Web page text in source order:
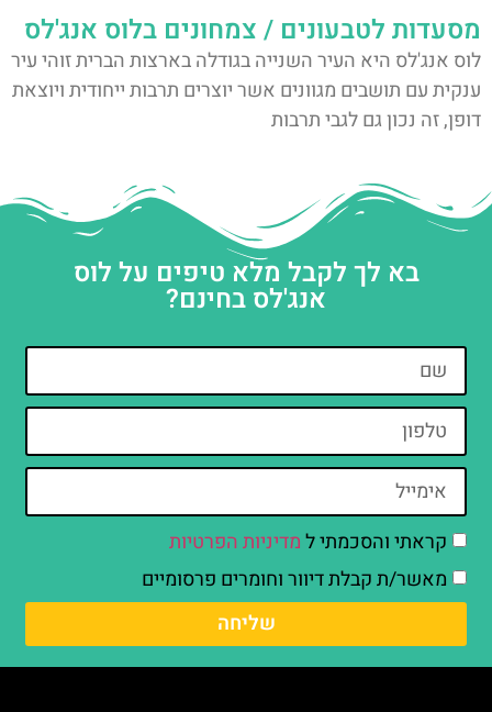
מסעדות לטבעונים / צמחונים בלוס אנג'לס
לוס אנג'לס היא העיר השנייה בגודלה בארצות הברית זוהי עיר
ענקית עם תושבים מגוונים אשר יוצרים תרבות ייחודית ויוצאת
דופן, זה נכון גם לגבי תרבות
בא לך לקבל מלא טיפים על לוס
אנג'לס בחינם?
קראתי והסכמתי למדיניות הפרטיות
מאשר/ת קבלת דיוור וחומרים פרסומיים
שליחה